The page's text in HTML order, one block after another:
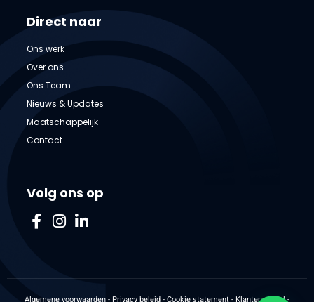
Direct naar
Ons werk
Over ons
Ons Team
Nieuws & Updates
Maatschappelijk
Contact
Volg ons op